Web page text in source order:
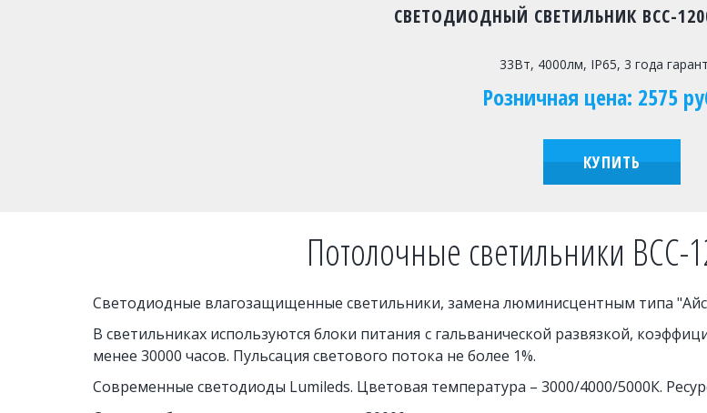
СВЕТОДИОДНЫЙ СВЕТИЛЬНИК ВСС-
33Вт, 4000лм, IP65, 3 года
Розничная цена: 2575
КУПИТЬ
Потолочные светильники ВСС-
Светодиодные влагозащищенные светильники, замена люминисцентным типа
В светильниках используются блоки питания с гальванической развязкой,
менее 30000 часов. Пульсация светового потока не более 1%.
Современные светодиоды Lumileds. Цветовая температура – 3000/4000/5000К.